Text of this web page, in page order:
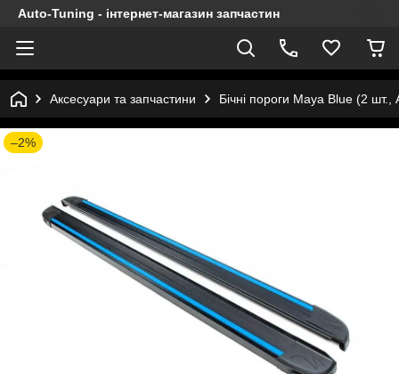
Auto-Tuning - інтернет-магазин запчастин
Аксесуари та запчастини Бічні пороги Maya Blue (2
–2%